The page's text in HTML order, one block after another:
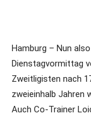
Hamburg – Nun
Dienstagvormittag
Zweitligisten nach
zweieinhalb Jahren
Auch Co-Trainer